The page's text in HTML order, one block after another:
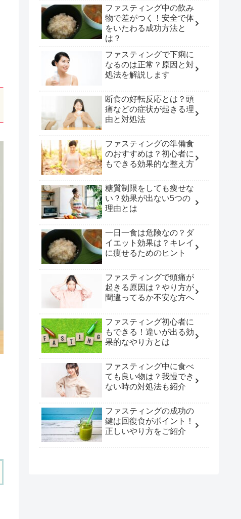
ファスティング中の飲み
物で差がつく！安全で体
をいたわる成功方法と
は？
ファスティングで下痢に
なるのは正常？原因と対
処法を解説します
断食の好転反応とは？頭
痛などの症状が起きる理
由と対処法
ファスティングの準備食
のおすすめは？初心者に
もできる効果的な整え方
糖質制限をしても痩せな
い？効果が出ない5つの
理由とは
一日一食は危険なの？ダ
イエット効果は？キレイ
に痩せるためのヒント
ファスティングで頭痛が
起きる原因は？やり方が
間違ってるか不安な方へ
ファスティング初心者に
もできる！違いが出る効
果的なやり方とは
ファスティング中に食べ
ても良い物は？我慢でき
ない時の対処法も紹介
ファスティングの成功の
鍵は回復食がポイント！
正しいやり方をご紹介